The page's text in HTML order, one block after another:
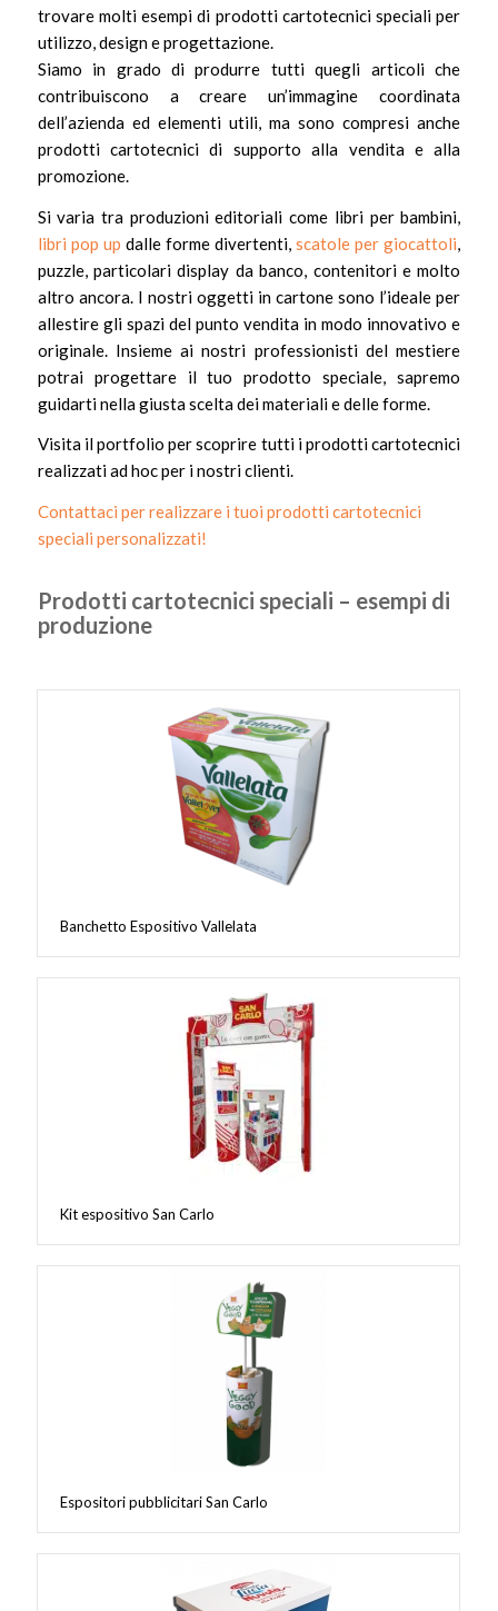
trovare molti esempi di prodotti cartotecnici speciali per
utilizzo, design e progettazione.
Siamo in grado di produrre tutti quegli articoli che
contribuiscono a creare un’immagine coordinata
dell’azienda ed elementi utili, ma sono compresi anche
prodotti cartotecnici di supporto alla vendita e alla
promozione.
Si varia tra produzioni editoriali come libri per bambini,
libri pop up dalle forme divertenti,scatole per giocattoli
puzzle, particolari display da banco, contenitori e molto
altro ancora. I nostri oggetti in cartone sono l’ideale per
allestire gli spazi del punto vendita in modo innovativo e
originale. Insieme ai nostri professionisti del mestiere
potrai progettare il tuo prodotto speciale, sapremo
guidarti nella giusta scelta dei materiali e delle forme.
Visita il portfolio per scoprire tutti i prodotti cartotecnici
realizzati ad hoc per i nostri clienti.
Contattaci per realizzare i tuoi prodotti cartotecnici
speciali personalizzati!
Prodotti cartotecnici speciali – esempi di
produzione
Banchetto Espositivo Vallelata
Kit espositivo San Carlo
Espositori pubblicitari San Carlo